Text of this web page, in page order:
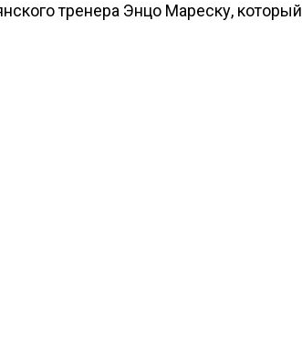
тренера Энцо Мареску, который